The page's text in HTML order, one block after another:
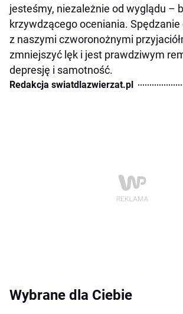
jesteśmy, niezależnie od wyglądu –
krzywdzącego oceniania. Spędzanie
z naszymi czworonożnymi
zmniejszyć lęk i jest prawdziwym
depresję i samotność.
Redakcja swiatdlazwierzat.pl
Wybrane dla Ciebie